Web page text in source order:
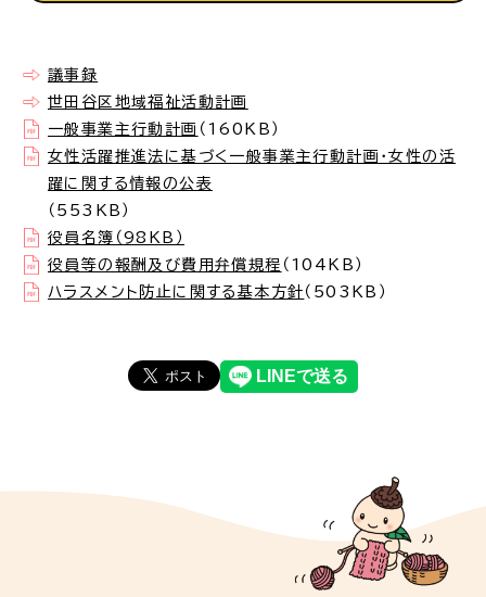
議事録
世田谷区地域福祉活動計画
一般事業主行動計画 （160KB）
女性活躍推進法に基づく一般事業主行動計画・女性の活
躍に関する情報の公表
（553KB）
役員名簿（98KB）
役員等の報酬及び費用弁償規程 （104KB）
ハラスメント防止に関する基本方針 （503KB）